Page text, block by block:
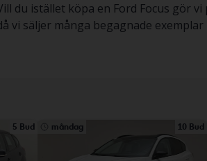
du istället köpa en Ford Focus gör
vi säljer många begagnade
5 Bud måndag 10 Bud